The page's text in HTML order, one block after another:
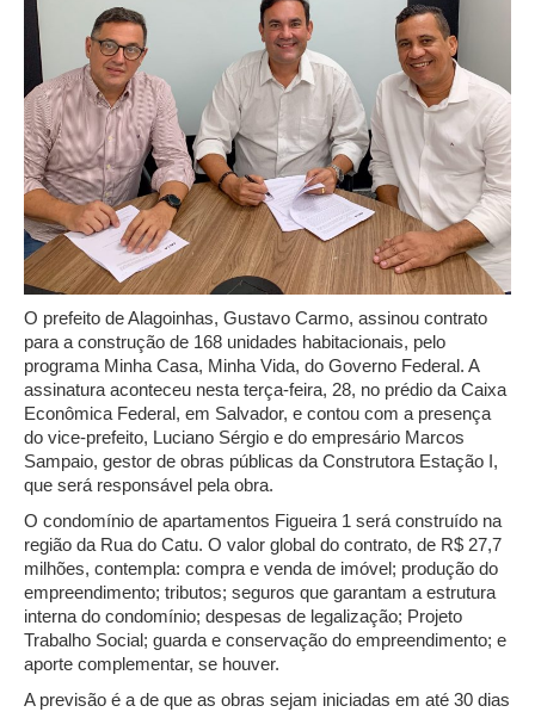
O prefeito de Alagoinhas, Gustavo Carmo, assinou contrato
para a construção de 168 unidades habitacionais, pelo
programa Minha Casa, Minha Vida, do Governo Federal. A
assinatura aconteceu nesta terça-feira, 28, no prédio da Caixa
Econômica Federal, em Salvador, e contou com a presença
do vice-prefeito, Luciano Sérgio e do empresário Marcos
Sampaio, gestor de obras públicas da Construtora Estação I,
que será responsável pela obra.
O condomínio de apartamentos Figueira 1 será construído na
região da Rua do Catu. O valor global do contrato, de R$ 27,7
milhões, contempla: compra e venda de imóvel; produção do
empreendimento; tributos; seguros que garantam a estrutura
interna do condomínio; despesas de legalização; Projeto
Trabalho Social; guarda e conservação do empreendimento; e
aporte complementar, se houver.
A previsão é a de que as obras sejam iniciadas em até 30 dias